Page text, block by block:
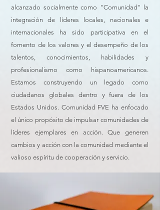
alcanzado socialmente como "Comunidad" la
integración de líderes locales, nacionales e
internacionales ha sido participativa en el
fomento de los valores y el desempeño de los
talentos, conocimientos, habilidades y
profesionalismo como hispanoamericanos.
Estamos construyendo un legado como
ciudadanos globales dentro y fuera de los
Estados Unidos. Comunidad FVE ha enfocado
el único propósito de impulsar comunidades de
líderes ejemplares en acción. Que generen
cambios y acción con la comunidad mediante el
valioso espíritu de cooperación y servicio.